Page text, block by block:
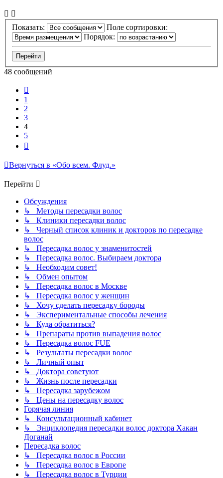
Показать:
Поле сортировки:
Порядок:
48 сообщений
1
2
3
4
5
Вернуться в «Обо всем. Флуд.»
Перейти
Обсуждения
↳ Методы пересадки волос
↳ Клиники пересадки волос
↳ Черный список клиник и докторов по пересадке
волос
↳ Пересадка волос у знаменитостей
↳ Пересадка волос. Выбираем доктора
↳ Необходим совет!
↳ Обмен опытом
↳ Пересадка волос в Москве
↳ Пересадка волос у женщин
↳ Хочу сделать пересадку бороды
↳ Экспериментальные способы лечения
↳ Куда обратиться?
↳ Препараты против выпадения волос
↳ Пересадка волос FUE
↳ Результаты пересадки волос
↳ Личный опыт
↳ Доктора советуют
↳ Жизнь после пересадки
↳ Пересадка зарубежом
↳ Цены на пересадку волос
Горячая линия
↳ Консультационный кабинет
↳ Энциклопедия пересадки волос доктора Хакан
Доганай
Пересадка волос
↳ Пересадка волос в России
↳ Пересадка волос в Европе
↳ Пересадка волос в Турции